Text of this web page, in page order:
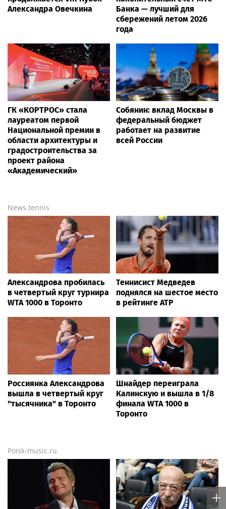
Александра Овечкина
Банка — лучший для
сбережений летом 2026
года
ГК «КОРТРОС» стала
лауреатом первой
Национальной премии в
области архитектуры и
градостроительства за
проект района
«Академический»
Собянин: вклад Москвы в
федеральный бюджет
работает на развитие
всей России
News.tennis
Александрова пробилась
в четвертый круг турнира
WTA 1000 в Торонто
Теннисист Медведев
поднялся на шестое место
в рейтинге ATP
Россиянка Александрова
вышла в четвертый круг
"тысячника" в Торонто
Шнайдер переиграла
Калинскую и вышла в 1/8
финала WTA 1000 в
Торонто
Poisk-music.ru